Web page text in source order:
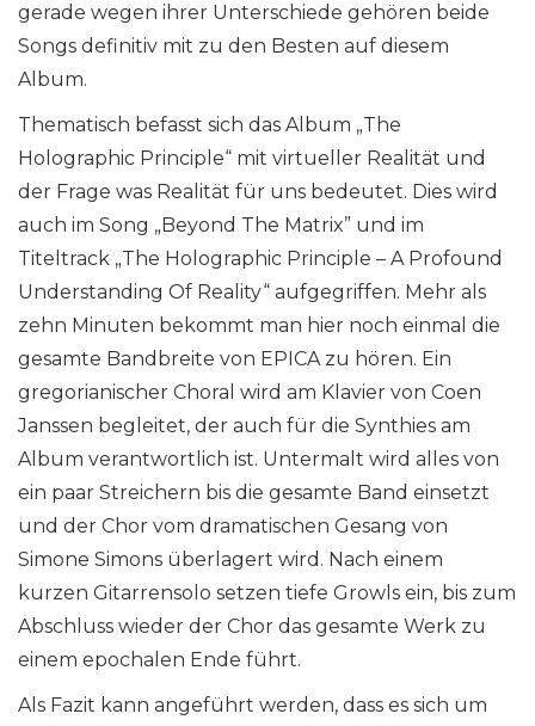
gerade wegen ihrer Unterschiede gehören beide
Songs definitiv mit zu den Besten auf diesem
Album.
Thematisch befasst sich das Album „The
Holographic Principle“ mit virtueller Realität und
der Frage was Realität für uns bedeutet. Dies wird
auch im Song „Beyond The Matrix” und im
Titeltrack „The Holographic Principle – A Profound
Understanding Of Reality“ aufgegriffen. Mehr als
zehn Minuten bekommt man hier noch einmal die
gesamte Bandbreite von EPICA zu hören. Ein
gregorianischer Choral wird am Klavier von Coen
Janssen begleitet, der auch für die Synthies am
Album verantwortlich ist. Untermalt wird alles von
ein paar Streichern bis die gesamte Band einsetzt
und der Chor vom dramatischen Gesang von
Simone Simons überlagert wird. Nach einem
kurzen Gitarrensolo setzen tiefe Growls ein, bis zum
Abschluss wieder der Chor das gesamte Werk zu
einem epochalen Ende führt.
Als Fazit kann angeführt werden, dass es sich um